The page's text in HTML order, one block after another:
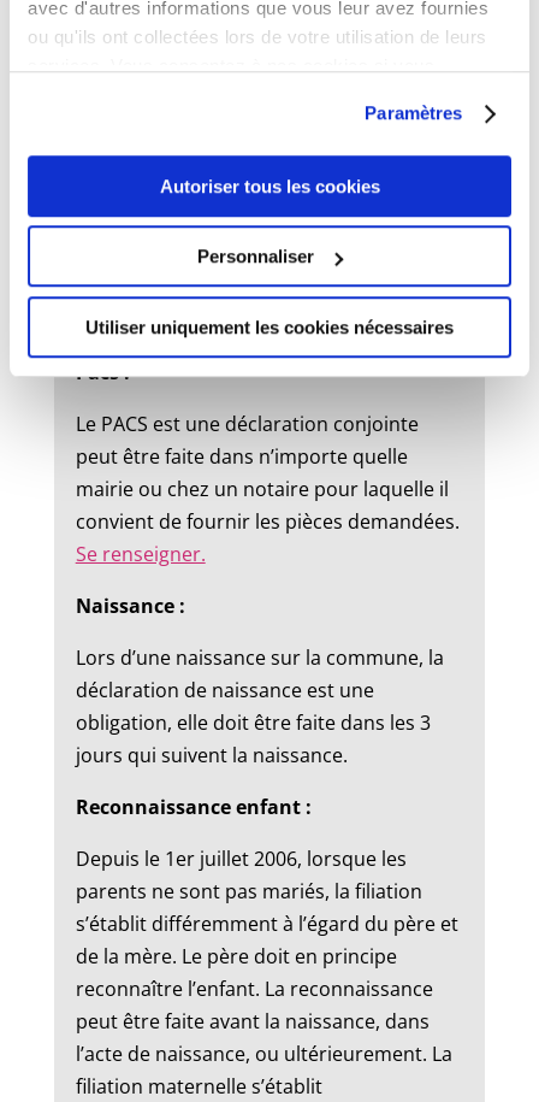
avec d'autres informations que vous leur avez fournies
ou qu'ils ont collectées lors de votre utilisation de leurs
Paramètres
Autoriser tous les cookies
Personnaliser
Utiliser uniquement les cookies nécessaires
État civil
Un dossier de mariage est à retirer en
mairie. Le mariage peut être célébré dans
la commune où l’un des futurs époux à
son domicile ou sa résidence.
Pacs :
Le PACS est une déclaration conjointe
peut être faite dans n’importe quelle
mairie ou chez un notaire pour laquelle il
convient de fournir les pièces demandées.
Se renseigner.
Naissance :
Lors d’une naissance sur la commune, la
déclaration de naissance est une
obligation, elle doit être faite dans les 3
jours qui suivent la naissance.
Reconnaissance enfant :
Depuis le 1er juillet 2006, lorsque les
parents ne sont pas mariés, la filiation
s’établit différemment à l’égard du père et
de la mère. Le père doit en principe
reconnaître l’enfant. La reconnaissance
peut être faite avant la naissance, dans
l’acte de naissance, ou ultérieurement. La
filiation maternelle s’établit